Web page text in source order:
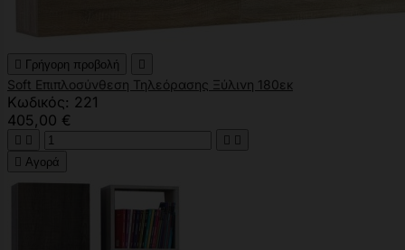
 Γρήγορη προβολή 
Soft Επιπλοσύνθεση Τηλεόρασης Ξύλινη 180εκ
Κωδικός: 221
405,00 €
   
 Αγορά